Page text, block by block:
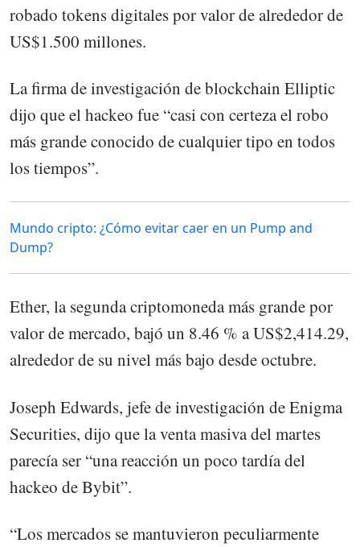
robado tokens digitales por valor de alrededor de
US$1.500 millones.
La firma de investigación de blockchain Elliptic
dijo que el hackeo fue “casi con certeza el robo
más grande conocido de cualquier tipo en todos
los tiempos”.
Mundo cripto: ¿Cómo evitar caer en un Pump and
Dump?
Ether, la segunda criptomoneda más grande por
valor de mercado, bajó un 8.46 % a US$2,414.29,
alrededor de su nivel más bajo desde octubre.
Joseph Edwards, jefe de investigación de Enigma
Securities, dijo que la venta masiva del martes
parecía ser “una reacción un poco tardía del
hackeo de Bybit”.
“Los mercados se mantuvieron peculiarmente